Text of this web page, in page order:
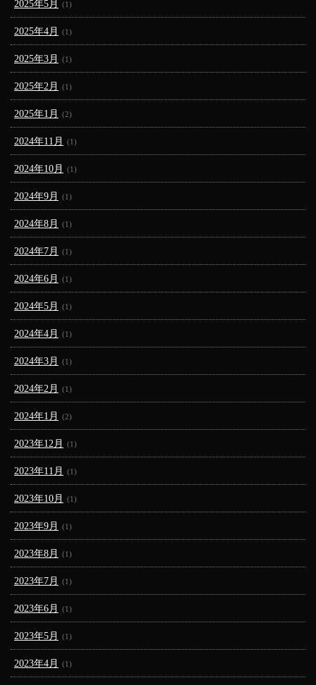
2025年5月 (1)
2025年4月 (1)
2025年3月 (1)
2025年2月 (1)
2025年1月 (2)
2024年11月 (1)
2024年10月 (1)
2024年9月 (1)
2024年8月 (1)
2024年7月 (1)
2024年6月 (1)
2024年5月 (1)
2024年4月 (1)
2024年3月 (1)
2024年2月 (1)
2024年1月 (2)
2023年12月 (1)
2023年11月 (1)
2023年10月 (1)
2023年9月 (1)
2023年8月 (1)
2023年7月 (1)
2023年6月 (1)
2023年5月 (1)
2023年4月 (1)